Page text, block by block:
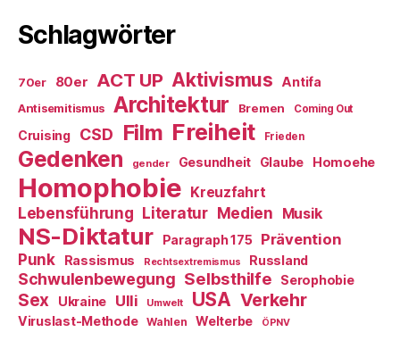
Schlagwörter
70er 80er ACT UP Aktivismus Antifa
Antisemitismus Architektur Bremen Coming Out
Cruising CSD Film Freiheit Frieden
Gedenken gender Gesundheit Glaube Homoehe
Homophobie Kreuzfahrt
Lebensführung Literatur Medien Musik
NS-Diktatur Paragraph 175
Prävention
Punk
Rassismus Rechtsextremismus Russland
Schwulenbewegung Selbsthilfe Serophobie
Sex Ukraine Ulli Umwelt USA Verkehr
Viruslast-Methode Wahlen Welterbe ÖPNV